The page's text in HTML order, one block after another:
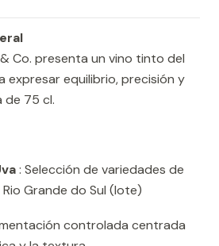
Co. presenta un vino tinto del
expresar equilibrio, precisión y
de 75 cl.
: Selección de variedades de
Grande do Sul (lote)
controlada centrada